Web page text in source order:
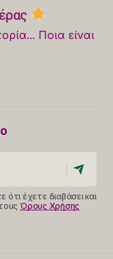
Ποια είναι
έχετε διαβάσει και
Όρους Χρήσης